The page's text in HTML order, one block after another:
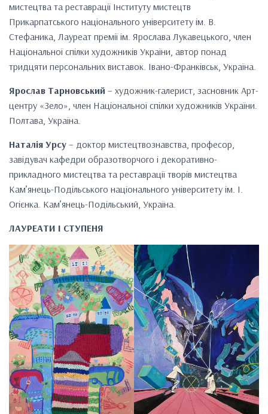
мистецтва та реставрації Інституту мистецтв
Прикарпатського національного університету ім. В.
Стефаника, Лауреат премії ім. Ярослава Лукавецького, член
Національної спілки художників України, автор понад
тридцяти персональних виставок. Івано-Франківськ, Україна.
Ярослав Тарновський – художник-галерист, засновник Арт-
центру «Зело», член Національної спілки художників України.
Полтава, Україна.
Наталія Урсу – доктор мистецтвознавства, професор,
завідувач кафедри образотворчого і декоративно-
прикладного мистецтва та реставрації творів мистецтва
Кам’янець-Подільського національного університету ім. І.
Огієнка. Кам’янець-Подільський, Україна.
ЛАУРЕАТИ І СТУПЕНЯ